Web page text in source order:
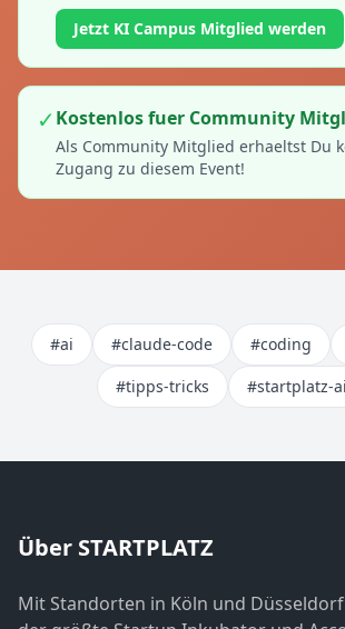
Jetzt KI Campus Mitglied werden
✓Kostenlos fuer Community
Als Community Mitglied erhaeltst Du
Zugang zu diesem Event!
#ai #claude-code #coding
#tipps-tricks
#startplatz-
Über STARTPLATZ
Mit Standorten in Köln und Düsseldorf